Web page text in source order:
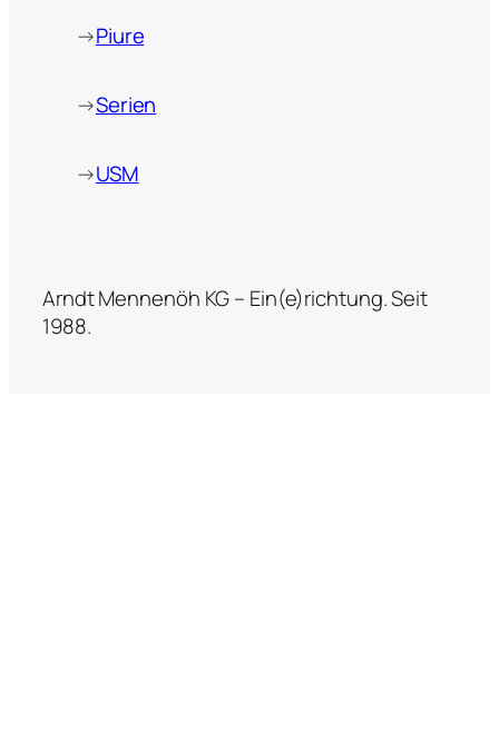
→Piure
→Serien
→USM
Arndt Mennenöh KG – Ein(e)richtung. Seit
1988.